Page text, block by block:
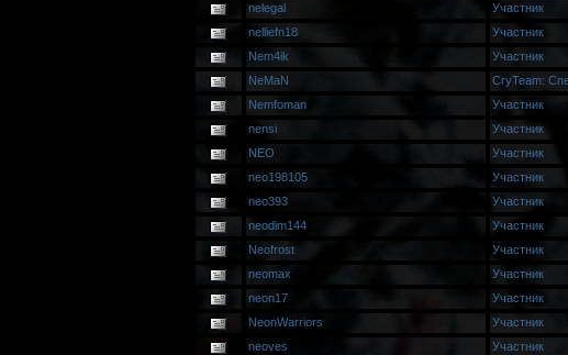
nelegal
Участник
nelliefn18
Участник
Nem4ik
Участник
NeMaN
CryTeam:
Nemfoman
Участник
nensi
Участник
NEO
Участник
neo198105
Участник
neo393
Участник
neodim144
Участник
Neofrost
Участник
neomax
Участник
neon17
Участник
NeonWarriors
Участник
neoves
Участник